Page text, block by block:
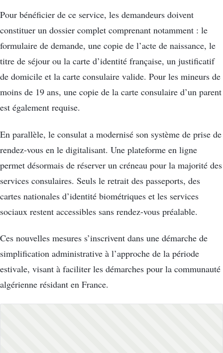
Pour bénéficier de ce service, les demandeurs doivent
constituer un dossier complet comprenant notamment : le
formulaire de demande, une copie de l’acte de naissance, le
titre de séjour ou la carte d’identité française, un justificatif
de domicile et la carte consulaire valide. Pour les mineurs de
moins de 19 ans, une copie de la carte consulaire d’un parent
est également requise.
En parallèle, le consulat a modernisé son système de prise de
rendez-vous en le digitalisant. Une plateforme en ligne
permet désormais de réserver un créneau pour la majorité des
services consulaires. Seuls le retrait des passeports, des
cartes nationales d’identité biométriques et les services
sociaux restent accessibles sans rendez-vous préalable.
Ces nouvelles mesures s’inscrivent dans une démarche de
simplification administrative à l’approche de la période
estivale, visant à faciliter les démarches pour la communauté
algérienne résidant en France.